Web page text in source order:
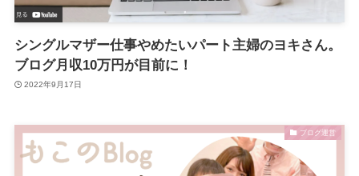
シングルマザー仕事やめたいパート主婦のヨキさん。
ブログ月収10万円が目前に！
2022年9月17日
ブログ運営